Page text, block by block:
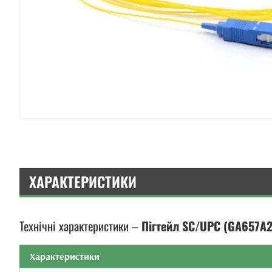
ХАРАКТЕРИСТИКИ
Технічні характеристики – Пігтейл SC/UPC
Характеристики